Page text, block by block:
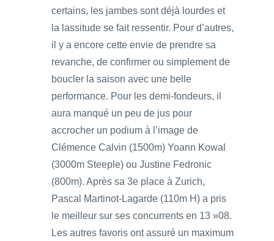
certains, les jambes sont déjà lourdes et
la lassitude se fait ressentir. Pour d’autres,
il y a encore cette envie de prendre sa
revanche, de confirmer ou simplement de
boucler la saison avec une belle
performance. Pour les demi-fondeurs, il
aura manqué un peu de jus pour
accrocher un podium à l’image de
Clémence Calvin (1500m) Yoann Kowal
(3000m Steeple) ou Justine Fedronic
(800m). Après sa 3e place à Zurich,
Pascal Martinot-Lagarde (110m H) a pris
le meilleur sur ses concurrents en 13 »08.
Les autres favoris ont assuré un maximum